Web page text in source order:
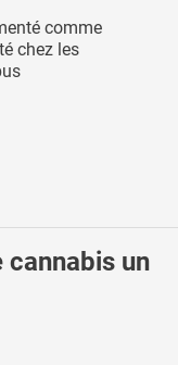
comme
chez les
cannabis un